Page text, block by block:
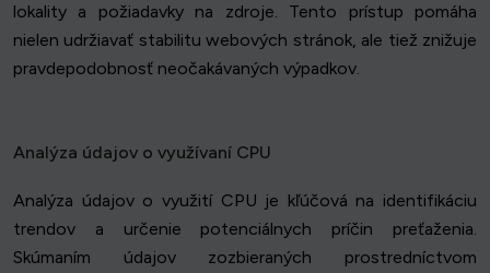
lokality a požiadavky na zdroje. Tento prístup pomáha
nielen udržiavať stabilitu webových stránok, ale tiež znižuje
pravdepodobnosť neočakávaných výpadkov.
Analýza údajov o využívaní CPU
Analýza údajov o využití CPU je kľúčová na identifikáciu
trendov a určenie potenciálnych príčin preťaženia.
Skúmaním údajov zozbieraných prostredníctvom